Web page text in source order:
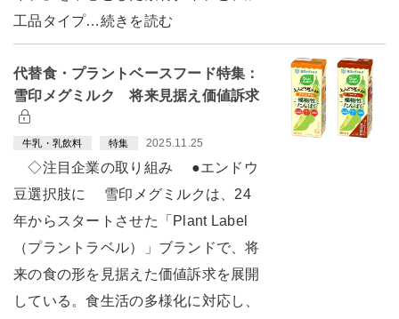
工品タイプ…続きを読む
代替食・プラントベースフード特集：
雪印メグミルク 将来見据え価値訴求
牛乳・乳飲料 特集 2025.11.25
◇注目企業の取り組み ●エンドウ
豆選択肢に 雪印メグミルクは、24
年からスタートさせた「Plant Label
（プラントラベル）」ブランドで、将
来の食の形を見据えた価値訴求を展開
している。食生活の多様化に対応し、